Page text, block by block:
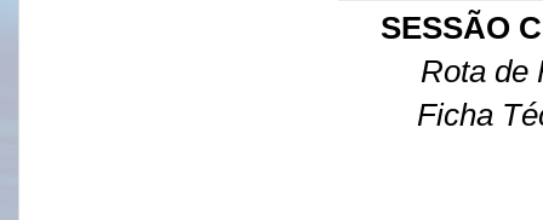
SESSÃO
Rota de
Ficha